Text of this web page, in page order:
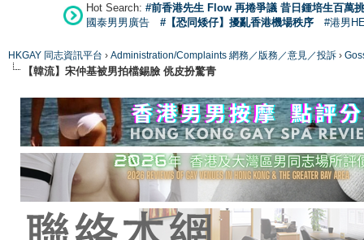
Hot Search: #前香港先生 Flow 再捲爭議 昔日鍾培生百萬
國泰男男廣告
#【恐同矮仔】擾亂香港機場秩序 #港男
HKGAY 同志資訊平台 › Administration/Complaints 網務／版務／意見／投訴 ›
【韓流】宋仲基被男拍檔錫臉 佻皮扮驚青